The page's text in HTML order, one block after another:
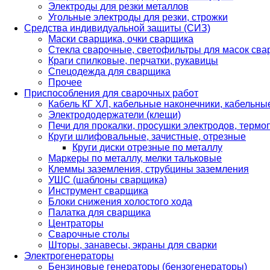
Электроды для резки металлов
Угольные электроды для резки, строжки
Средства индивидуальной защиты (СИЗ)
Маски сварщика, очки сварщика
Стекла сварочные, светофильтры для масок
Краги спилковые, перчатки, рукавицы
Спецодежда для сварщика
Прочее
Приспособления для сварочных работ
Кабель КГ ХЛ, кабельные наконечники,
Электрододержатели (клещи)
Печи для прокалки, просушки электродов,
Круги шлифовальные, зачистные, отрезные
Круги диски отрезные по металлу
Маркеры по металлу, мелки тальковые
Клеммы заземления, струбцины заземления
УШС (шаблоны сварщика)
Инструмент сварщика
Блоки снижения холостого хода
Палатка для сварщика
Центраторы
Сварочные столы
Шторы, занавесы, экраны для сварки
Электрогенераторы
Бензиновые генераторы (бензогенераторы)